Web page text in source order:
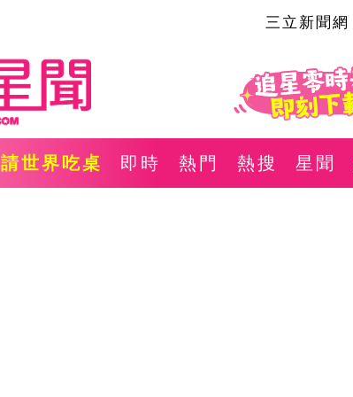
三立新聞網
請世界吃桌 即時 熱門 熱搜 星聞